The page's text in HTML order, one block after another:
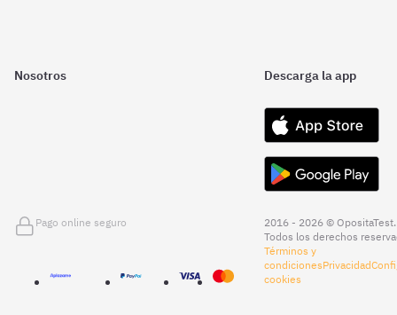
Nosotros Descarga la app
Pago online seguro
2016 - 2026 © OpositaTest.
Todos los derechos
Términos y
condicionesPrivacidad
cookies